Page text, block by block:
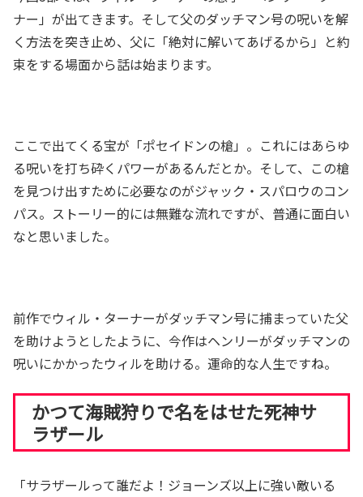
ナー」が出てきます。そして父のダッチマン号の呪いを解
く方法を突き止め、父に「絶対に解いてあげるから」と約
束をする場面から話は始まります。
ここで出てくる宝が「ポセイドンの槍」。これにはあらゆ
る呪いを打ち砕くパワーがあるんだとか。そして、この槍
を見つけ出すために必要なのがジャック・スパロウのコン
パス。ストーリー的には無難な流れですが、普通に面白い
なと思いました。
前作でウィル・ターナーがダッチマン号に捕まっていた父
を助けようとしたように、今作はヘンリーがダッチマンの
呪いにかかったウィルを助ける。運命的な人生ですね。
かつて海賊狩りで名をはせた死神サ
ラザール
「サラザールって誰だよ！ジョーンズ以上に強い敵いる